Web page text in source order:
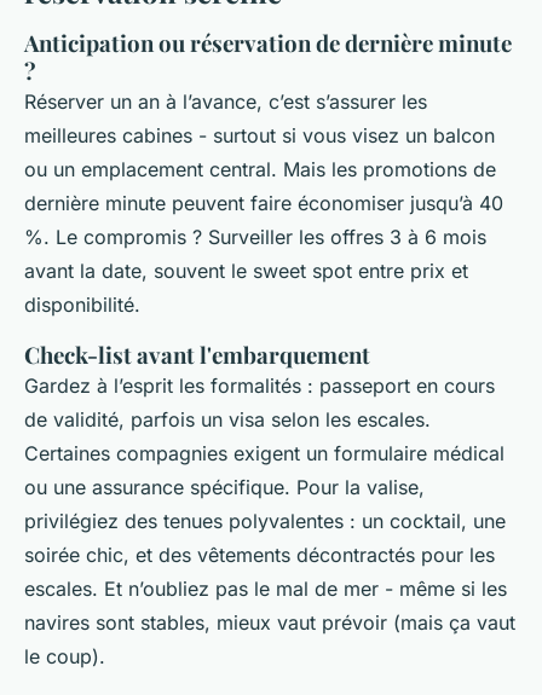
Anticipation ou réservation de dernière minute
?
Réserver un an à l’avance, c’est s’assurer les
meilleures cabines - surtout si vous visez un balcon
ou un emplacement central. Mais les promotions de
dernière minute peuvent faire économiser jusqu’à 40
%. Le compromis ? Surveiller les offres 3 à 6 mois
avant la date, souvent le sweet spot entre prix et
disponibilité.
Check-list avant l'embarquement
Gardez à l’esprit les formalités : passeport en cours
de validité, parfois un visa selon les escales.
Certaines compagnies exigent un formulaire médical
ou une assurance spécifique. Pour la valise,
privilégiez des tenues polyvalentes : un cocktail, une
soirée chic, et des vêtements décontractés pour les
escales. Et n’oubliez pas le mal de mer - même si les
navires sont stables, mieux vaut prévoir (mais ça vaut
le coup).